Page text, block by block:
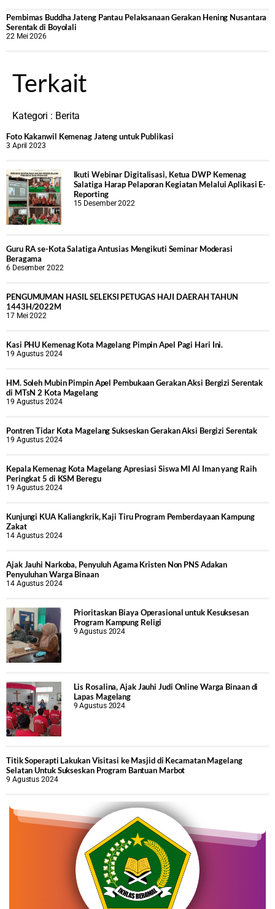
‎Pembimas Buddha Jateng Pantau Pelaksanaan Gerakan Hening Nusantara
Serentak di Boyolali
22 Mei 2026
Terkait
Kategori : Berita
Foto Kakanwil Kemenag Jateng untuk Publikasi
3 April 2023
Ikuti Webinar Digitalisasi, Ketua DWP Kemenag
Salatiga Harap Pelaporan Kegiatan Melalui Aplikasi E-
Reporting
15 Desember 2022
Guru RA se-Kota Salatiga Antusias Mengikuti Seminar Moderasi
Beragama
6 Desember 2022
PENGUMUMAN HASIL SELEKSI PETUGAS HAJI DAERAH TAHUN
1443H/2022M
17 Mei 2022
Kasi PHU Kemenag Kota Magelang Pimpin Apel Pagi Hari Ini.
19 Agustus 2024
HM. Soleh Mubin Pimpin Apel Pembukaan Gerakan Aksi Bergizi Serentak
di MTsN 2 Kota Magelang
19 Agustus 2024
Pontren Tidar Kota Magelang Sukseskan Gerakan Aksi Bergizi Serentak
19 Agustus 2024
Kepala Kemenag Kota Magelang Apresiasi Siswa MI Al Iman yang Raih
Peringkat 5 di KSM Beregu
19 Agustus 2024
Kunjungi KUA Kaliangkrik, Kaji Tiru Program Pemberdayaan Kampung
Zakat
14 Agustus 2024
Ajak Jauhi Narkoba, Penyuluh Agama Kristen Non PNS Adakan
Penyuluhan Warga Binaan
14 Agustus 2024
Prioritaskan Biaya Operasional untuk Kesuksesan
Program Kampung Religi
9 Agustus 2024
Lis Rosalina, Ajak Jauhi Judi Online Warga Binaan di
Lapas Magelang
9 Agustus 2024
Titik Soperapti Lakukan Visitasi ke Masjid di Kecamatan Magelang
Selatan Untuk Sukseskan Program Bantuan Marbot
9 Agustus 2024